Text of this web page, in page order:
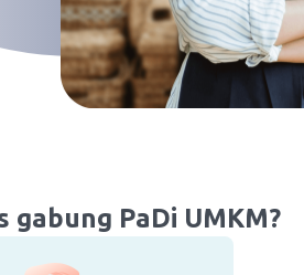
gabung PaDi UMKM?